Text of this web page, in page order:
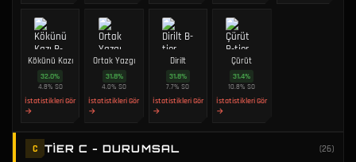
Kökünü Kazı
32.0%
4.8% SO
İstatistikleri Gör
→
Ortak Yazgı
31.8%
4.0%SO
İstatistikleri Gör
→
Dirilt
31.8%
7.7%SO
İstatistikleri Gör
→
Çürüt
31.4%
10.8%SO
İstatistikleri Gör
→
C TIER C - DURUMSAL (26)